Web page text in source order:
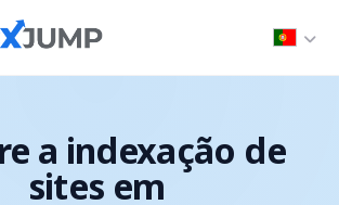
a indexação de
sites em